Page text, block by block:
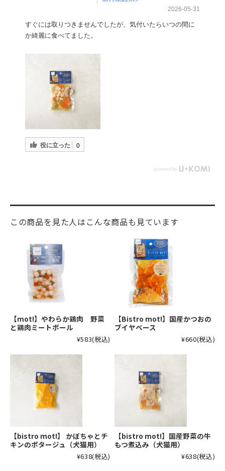
2026-05-31
すぐには取りつきませんでしたが、気付いたらいつの間に
か綺麗に食べてました。
役に立った 0
この商品を見た人はこんな商品も見ています
【mot!】やわらか鶏肉 野菜
と鶏肉ミートボール
¥583(税込)
【Bistro mot!】国産かつおの
ブイヤベース
¥660(税込)
【bistro mot!】 かぼちゃとチ
キンのポタージュ（犬猫用）
¥638(税込)
【bistro mot!】国産野菜の牛
もつ煮込み（犬猫用）
¥638(税込)